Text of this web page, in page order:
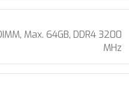
Max. 64GB, DDR4 3200
MHz